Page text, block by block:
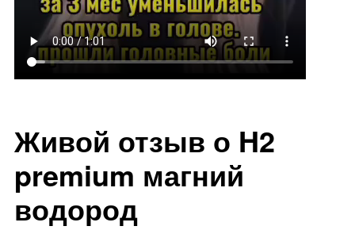
Живой отзыв о H2
premium магний
водород